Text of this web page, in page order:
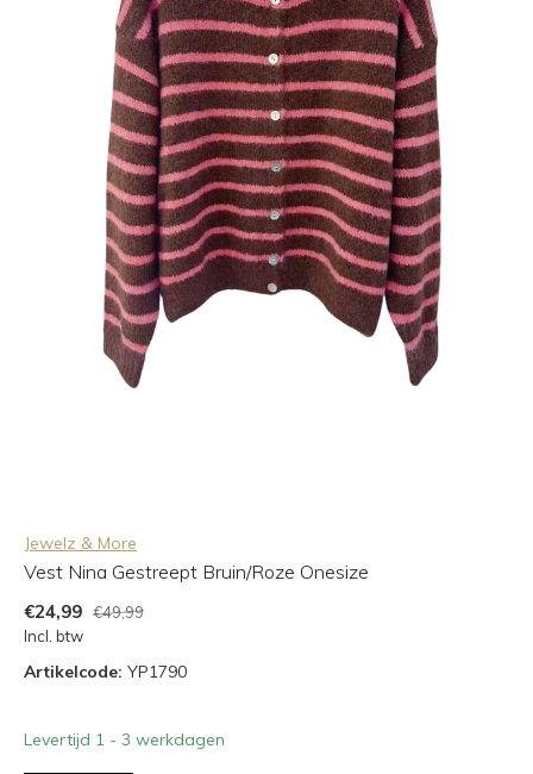
Jewelz & More
Vest Nina Gestreept Bruin/Roze Onesize
€24,99 €49,99
Incl. btw
Artikelcode: YP1790
Levertijd 1 - 3 werkdagen